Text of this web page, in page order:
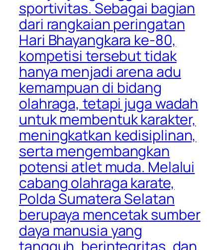
sportivitas. Sebagai bagian
dari rangkaian peringatan
Hari Bhayangkara ke-80,
kompetisi tersebut tidak
hanya menjadi arena adu
kemampuan di bidang
olahraga, tetapi juga wadah
untuk membentuk karakter,
meningkatkan kedisiplinan,
serta mengembangkan
potensi atlet muda. Melalui
cabang olahraga karate,
Polda Sumatera Selatan
berupaya mencetak sumber
daya manusia yang